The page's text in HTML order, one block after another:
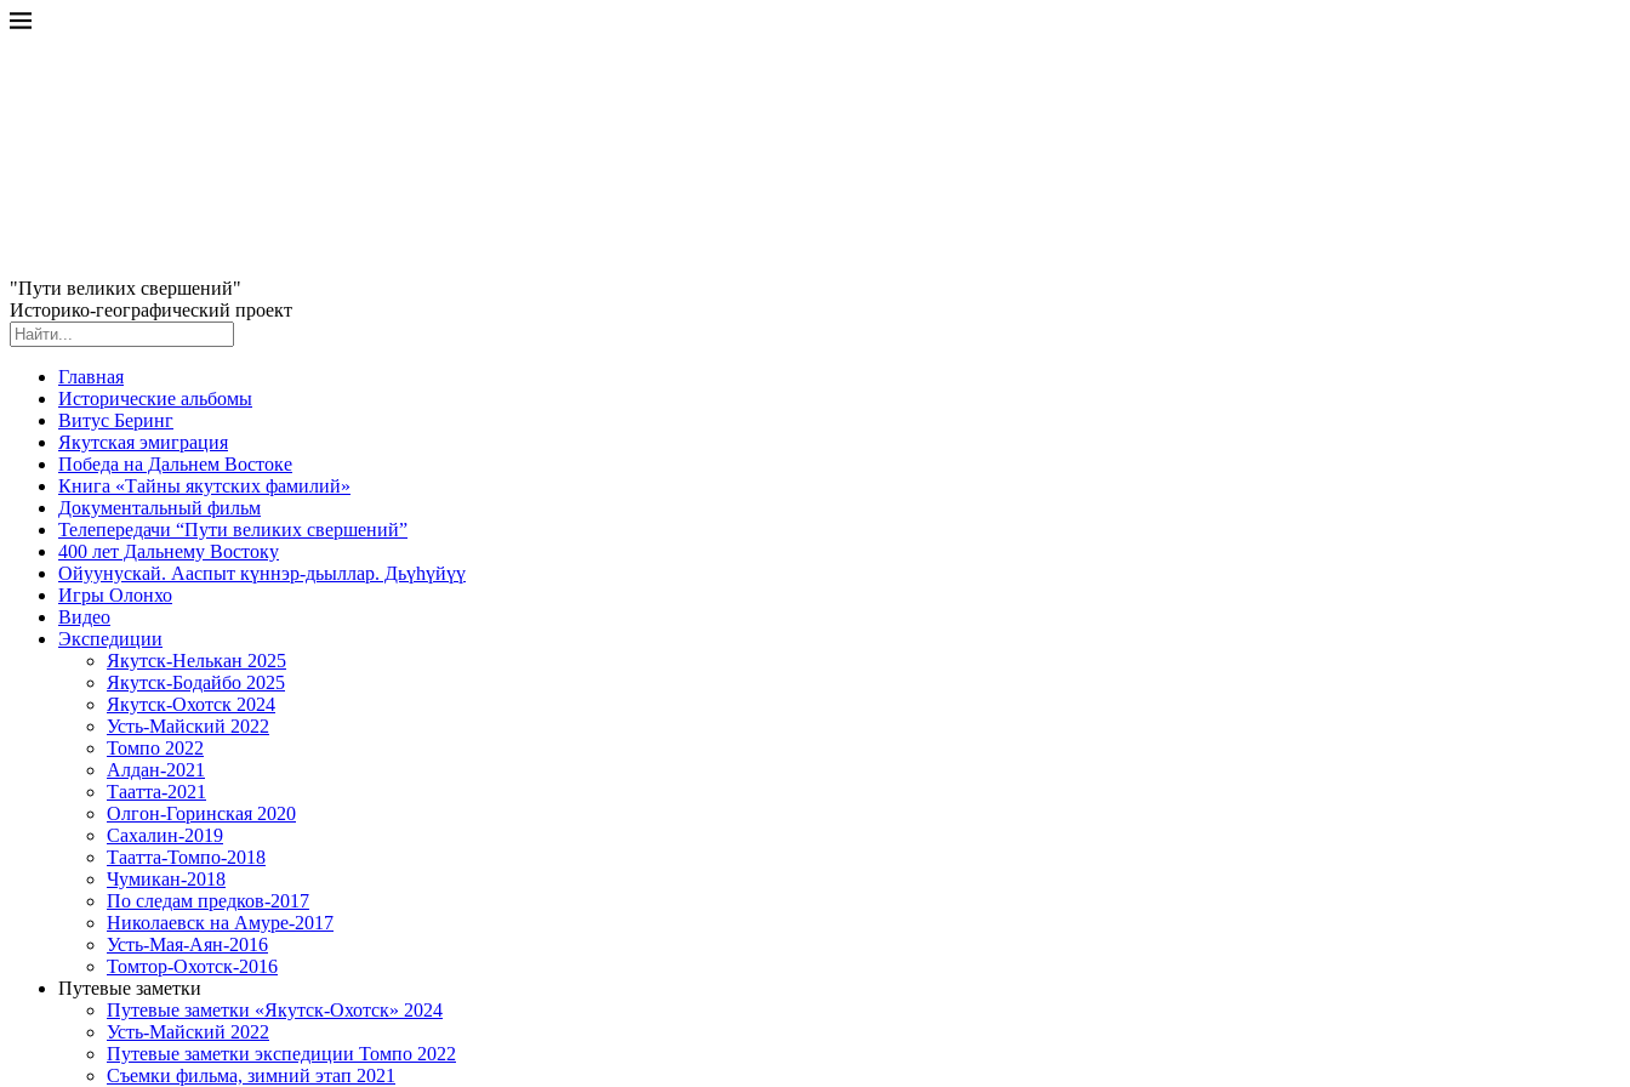
"Пути великих свершений"
Историко-географический проект
Главная
Исторические альбомы
Витус Беринг
Якутская эмиграция
Победа на Дальнем Востоке
Книга «Тайны якутских фамилий»
Документальный фильм
Телепередачи “Пути великих свершений”
400 лет Дальнему Востоку
Ойуунускай. Ааспыт күннэр-дьыллар. Дьүһүйүү
Игры Олонхо
Видео
Экспедиции
Якутск-Нелькан 2025
Якутск-Бодайбо 2025
Якутск-Охотск 2024
Усть-Майский 2022
Томпо 2022
Алдан-2021
Таатта-2021
Олгон-Горинская 2020
Сахалин-2019
Таатта-Томпо-2018
Чумикан-2018
По следам предков-2017
Николаевск на Амуре-2017
Усть-Мая-Аян-2016
Томтор-Охотск-2016
Путевые заметки
Путевые заметки «Якутск-Охотск» 2024
Усть-Майский 2022
Путевые заметки экспедиции Томпо 2022
Съемки фильма, зимний этап 2021